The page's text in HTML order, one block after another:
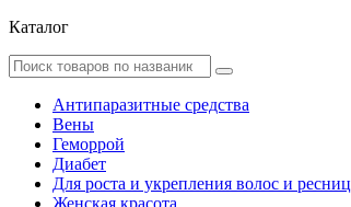
Каталог
Антипаразитные средства
Вены
Геморрой
Диабет
Для роста и укрепления волос и ресниц
Женская красота